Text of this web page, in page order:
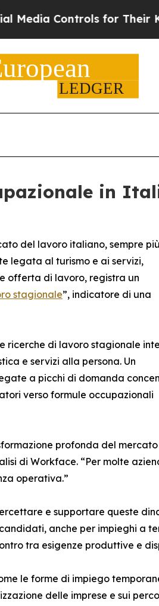
Controls for Their Kids.
in
del lavoro italiano, sempre più
legata al turismo e ai servizi,
offerta di lavoro, registra un
stagionale”, indicatore di una
ricerche di lavoro stagionale
e servizi alla persona. Un
a picchi di domanda
verso formule occupazionali
profonda del
di Workface. “Per molte
operativa.”
e supportare queste
anche per impieghi a
tra esigenze produttive e
le forme di impiego
delle imprese e sui